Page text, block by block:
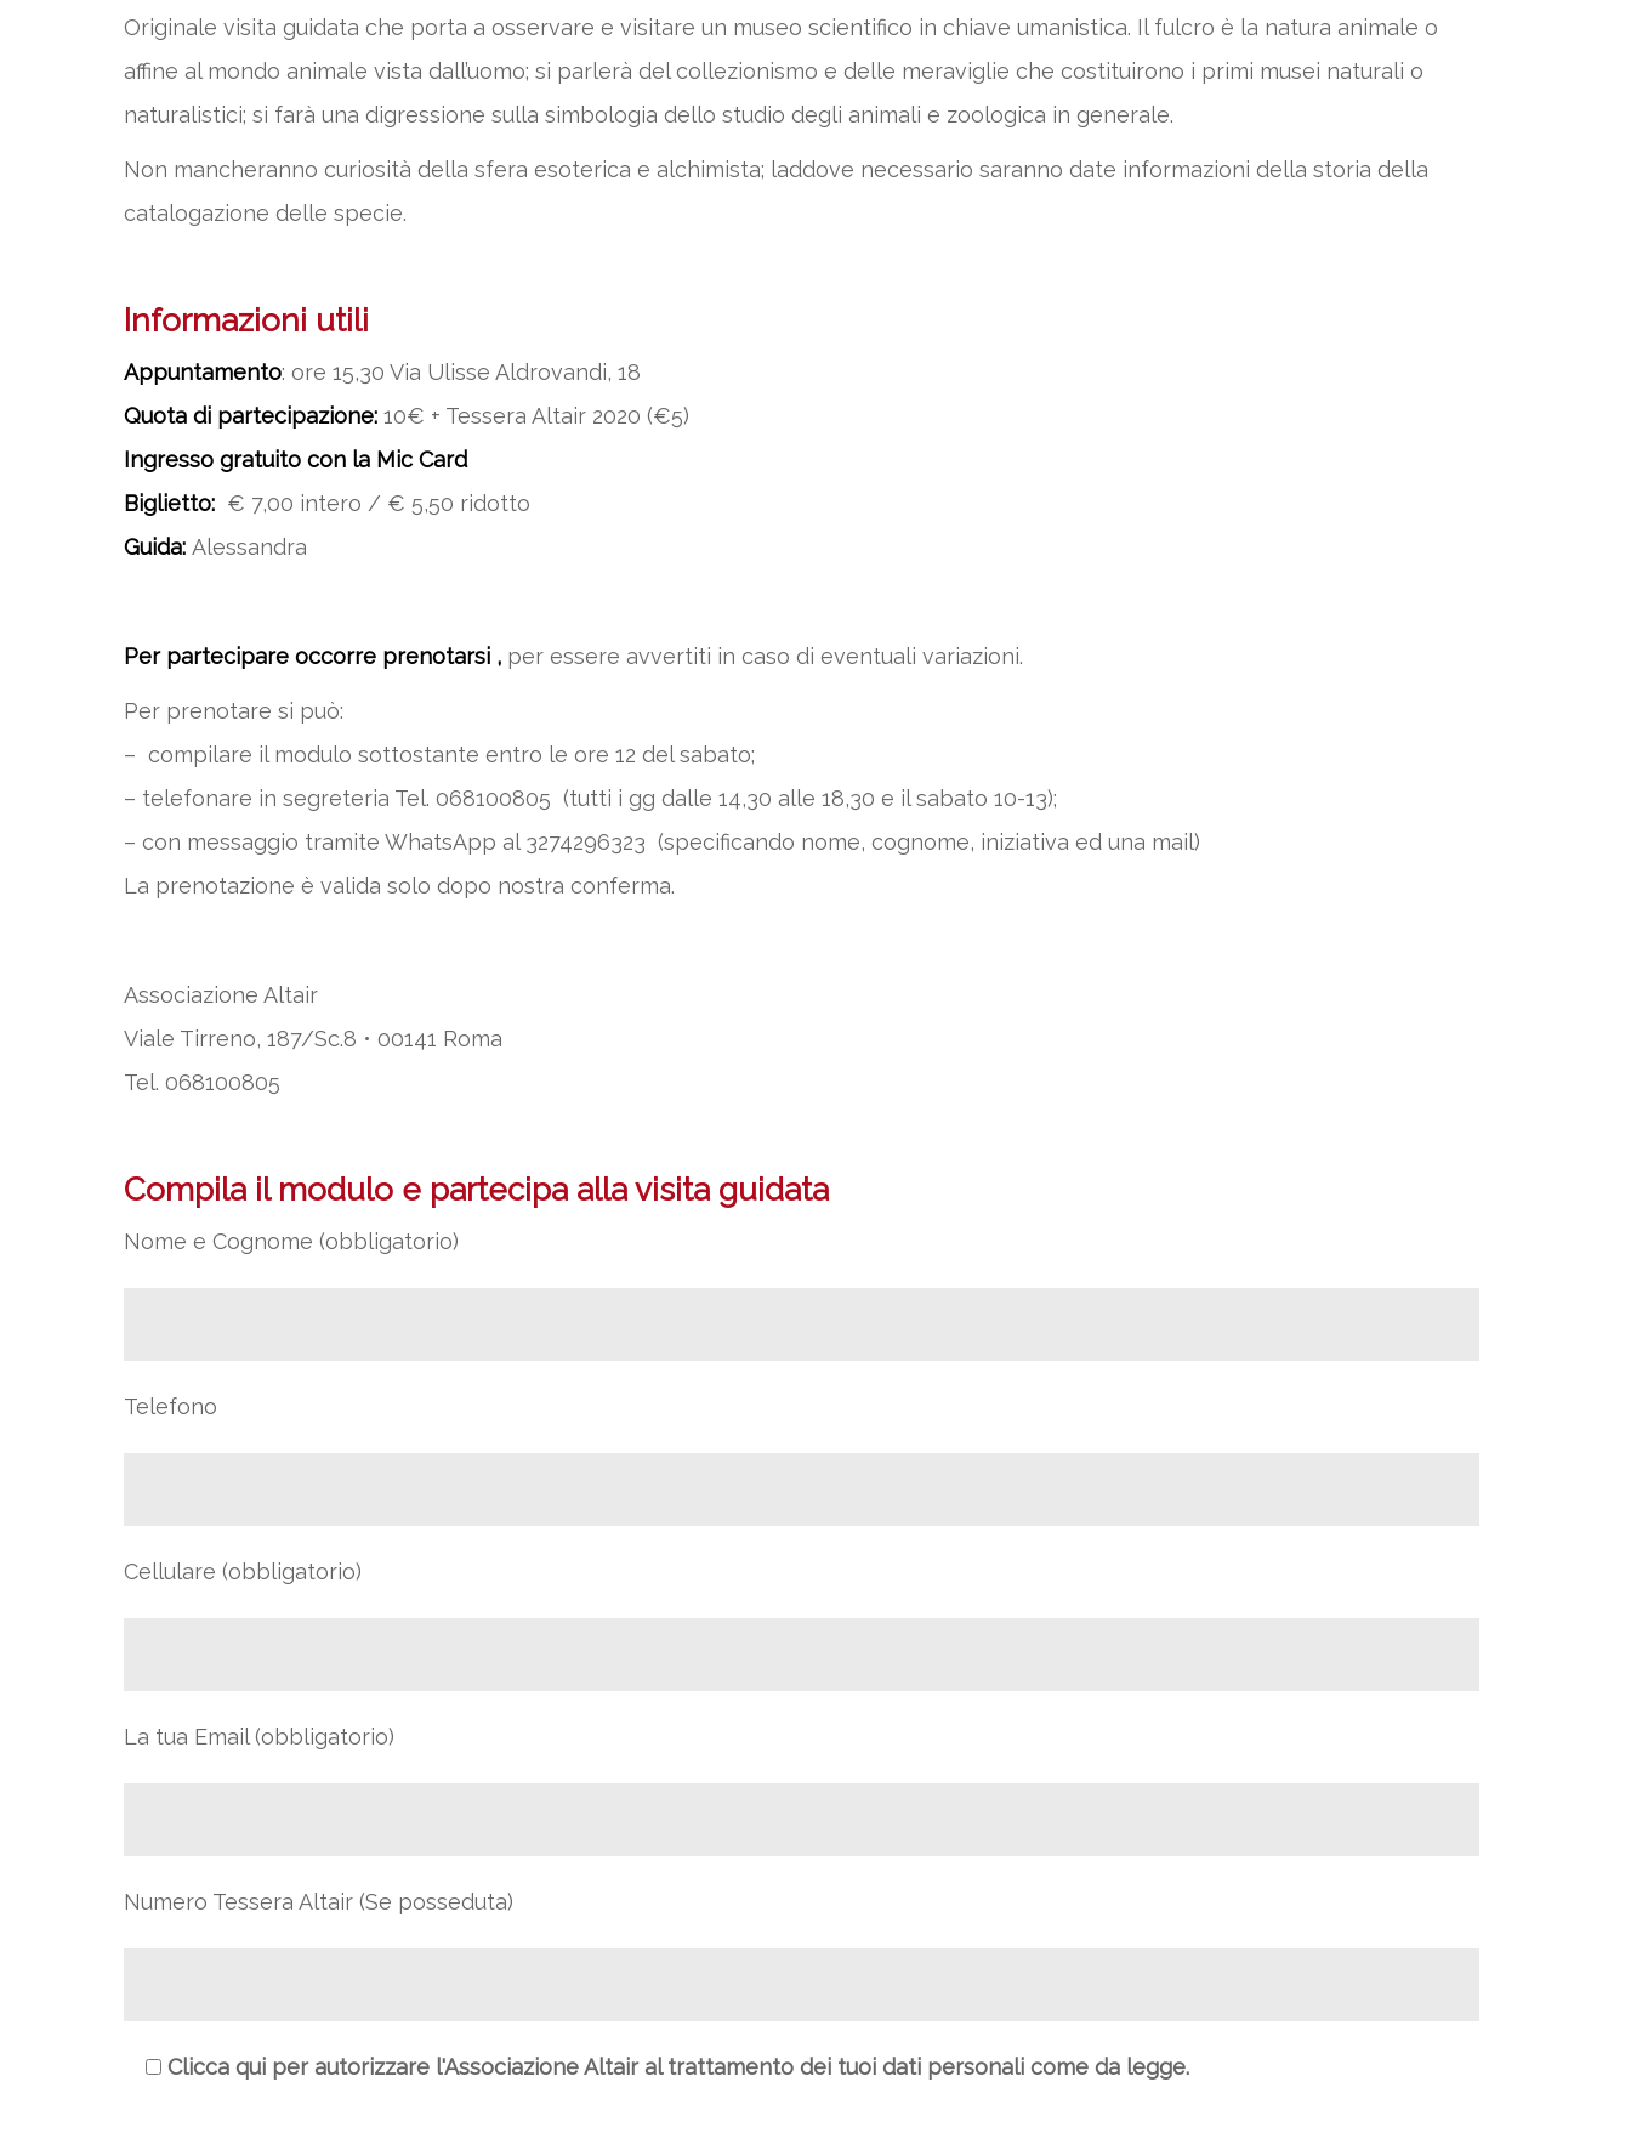
Originale visita guidata che porta a osservare e visitare un museo scientifico in chiave umanistica. Il fulcro è la natura animale o
affine al mondo animale vista dall’uomo; si parlerà del collezionismo e delle meraviglie che costituirono i primi musei naturali o
naturalistici; si farà una digressione sulla simbologia dello studio degli animali e zoologica in generale.
Non mancheranno curiosità della sfera esoterica e alchimista; laddove necessario saranno date informazioni della storia della
catalogazione delle specie.
Informazioni utili
Appuntamento: ore 15,30 Via Ulisse Aldrovandi, 18
Quota di partecipazione: 10€ + Tessera Altair 2020 (€5)
Ingresso gratuito con la Mic Card
Biglietto: € 7,00 intero / € 5,50 ridotto
Guida: Alessandra
Per partecipare occorre prenotarsi , per essere avvertiti in caso di eventuali variazioni.
Per prenotare si può:
– compilare il modulo sottostante entro le ore 12 del sabato;
– telefonare in segreteria Tel. 068100805 (tutti i gg dalle 14,30 alle 18,30 e il sabato 10-13);
– con messaggio tramite WhatsApp al 3274296323 (specificando nome, cognome, iniziativa ed una mail)
La prenotazione è valida solo dopo nostra conferma.
Associazione Altair
Viale Tirreno, 187/Sc.8 • 00141 Roma
Tel. 068100805
Compila il modulo e partecipa alla visita guidata
Nome e Cognome (obbligatorio)
Telefono
Cellulare (obbligatorio)
La tua Email (obbligatorio)
Numero Tessera Altair (Se posseduta)
Clicca qui per autorizzare l'Associazione Altair al trattamento dei tuoi dati personali come da legge.